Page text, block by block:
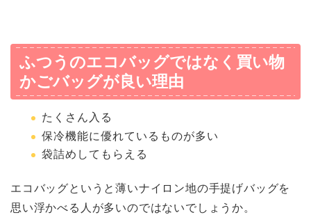
ふつうのエコバッグではなく買い物
かごバッグが良い理由
たくさん入る
保冷機能に優れているものが多い
袋詰めしてもらえる
エコバッグというと薄いナイロン地の手提げバッグを
思い浮かべる人が多いのではないでしょうか。